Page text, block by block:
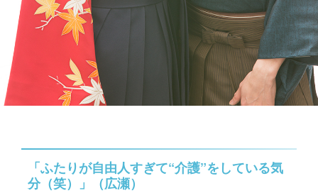
「ふたりが自由人すぎて“介護”をしている気
分（笑）」（広瀬）